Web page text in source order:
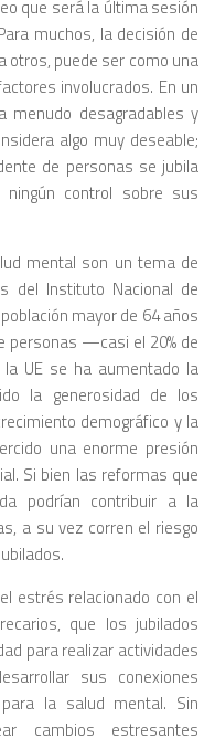
que será la última sesión
muchos, la decisión de
otros, puede ser como una
involucrados. En un
menudo desagradables y
algo muy deseable;
de personas se jubila
ningún control sobre sus
mental son un tema de
del Instituto Nacional de
mayor de 64 años
personas —casi el 20% de
UE se ha aumentado la
la generosidad de los
demográfico y la
una enorme presión
Si bien las reformas que
podrían contribuir a la
a su vez corren el riesgo
estrés relacionado con el
que los jubilados
para realizar actividades
sus conexiones
la salud mental. Sin
cambios estresantes